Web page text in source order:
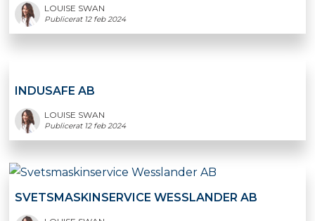
LOUISE SWAN
Publicerat 12 feb 2024
INDUSAFE AB
LOUISE SWAN
Publicerat 12 feb 2024
SVETSMASKINSERVICE WESSLANDER AB